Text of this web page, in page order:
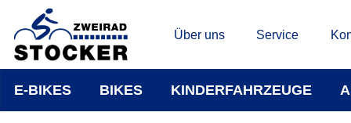
Über uns Service
E-BIKES BIKES KINDERFAHRZEUGE